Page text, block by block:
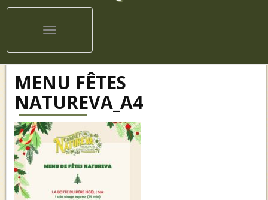
Toggle navigation
MENU FÊTES
NATUREVA_A4